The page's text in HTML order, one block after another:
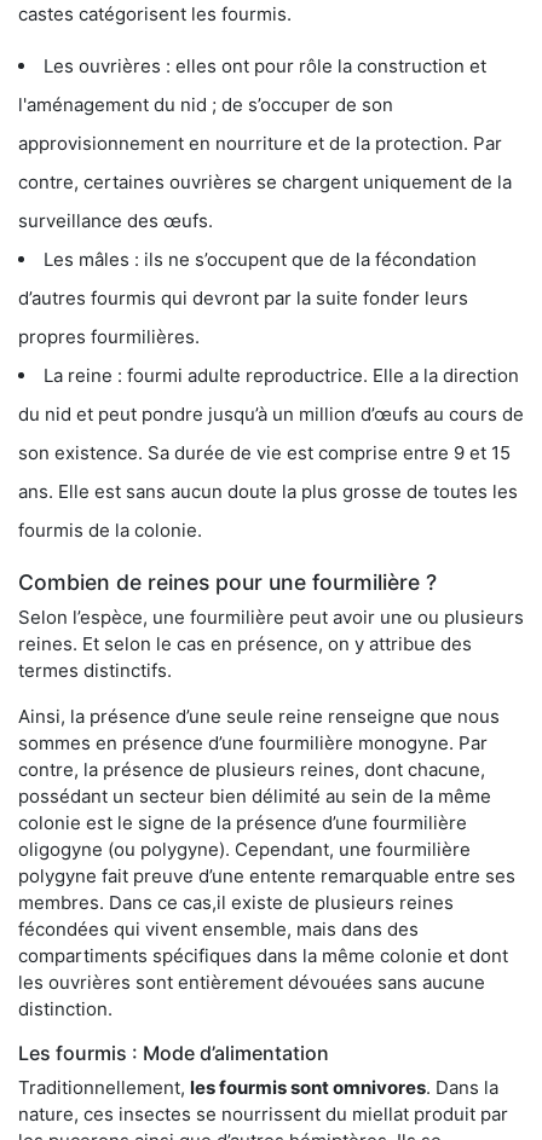
castes catégorisent les fourmis.
Les ouvrières : elles ont pour rôle la construction et
l'aménagement du nid ; de s’occuper de son
approvisionnement en nourriture et de la protection. Par
contre, certaines ouvrières se chargent uniquement de la
surveillance des œufs.
Les mâles : ils ne s’occupent que de la fécondation
d’autres fourmis qui devront par la suite fonder leurs
propres fourmilières.
La reine : fourmi adulte reproductrice. Elle a la direction
du nid et peut pondre jusqu’à un million d’œufs au cours de
son existence. Sa durée de vie est comprise entre 9 et 15
ans. Elle est sans aucun doute la plus grosse de toutes les
fourmis de la colonie.
Combien de reines pour une fourmilière ?
Selon l’espèce, une fourmilière peut avoir une ou plusieurs
reines. Et selon le cas en présence, on y attribue des
termes distinctifs.
Ainsi, la présence d’une seule reine renseigne que nous
sommes en présence d’une fourmilière monogyne. Par
contre, la présence de plusieurs reines, dont chacune,
possédant un secteur bien délimité au sein de la même
colonie est le signe de la présence d’une fourmilière
oligogyne (ou polygyne). Cependant, une fourmilière
polygyne fait preuve d’une entente remarquable entre ses
membres. Dans ce cas,il existe de plusieurs reines
fécondées qui vivent ensemble, mais dans des
compartiments spécifiques dans la même colonie et dont
les ouvrières sont entièrement dévouées sans aucune
distinction.
Les fourmis : Mode d’alimentation
Traditionnellement, les fourmis sont omnivores. Dans la
nature, ces insectes se nourrissent du miellat produit par